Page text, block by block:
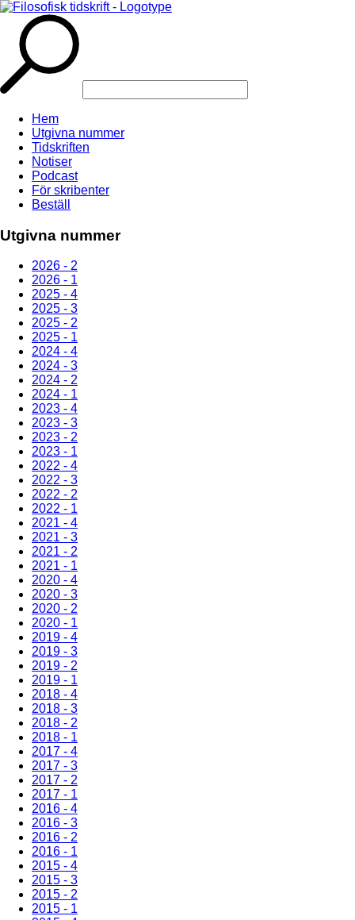
Hem
Utgivna nummer
Tidskriften
Notiser
Podcast
För skribenter
Beställ
Utgivna nummer
2026 - 2
2026 - 1
2025 - 4
2025 - 3
2025 - 2
2025 - 1
2024 - 4
2024 - 3
2024 - 2
2024 - 1
2023 - 4
2023 - 3
2023 - 2
2023 - 1
2022 - 4
2022 - 3
2022 - 2
2022 - 1
2021 - 4
2021 - 3
2021 - 2
2021 - 1
2020 - 4
2020 - 3
2020 - 2
2020 - 1
2019 - 4
2019 - 3
2019 - 2
2019 - 1
2018 - 4
2018 - 3
2018 - 2
2018 - 1
2017 - 4
2017 - 3
2017 - 2
2017 - 1
2016 - 4
2016 - 3
2016 - 2
2016 - 1
2015 - 4
2015 - 3
2015 - 2
2015 - 1